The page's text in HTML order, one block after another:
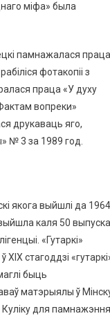
міфа» была
памнажалася праца
фотакопіі з
праца «У духу
вопреки»
друкаваць яго,
№ 3 за 1989 год.
якога выйшлі да 1964
каля 50
«Гутаркі»
стагоддзі
быць
матэрыялы ў
для